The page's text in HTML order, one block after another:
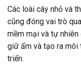
Các loài cây nhỏ và
cũng đóng vai trò
mềm mại và tự
giữ ẩm và tạo ra môi
triển.